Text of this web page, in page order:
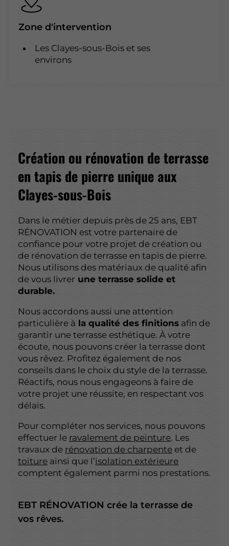
Zone d'intervention
Les Clayes-sous-Bois et ses
environs
Création ou rénovation de terrasse
en tapis de pierre unique aux
Clayes-sous-Bois
Dans le métier depuis près de 25 ans, EBT
RÉNOVATION est votre partenaire de
confiance pour votre projet de création ou
de rénovation de terrasse en tapis de pierre.
Nous utilisons des matériaux de qualité afin
de vous livrer une terrasse solide et
durable.
Nous accordons aussi une attention
particulière à la qualité des finitions afin de
garantir une terrasse esthétique. À votre
écoute, nous pouvons créer la terrasse dont
vous rêvez. Profitez également de nos
conseils dans le choix du style de la terrasse.
Réactifs, nous nous engageons à faire de
votre projet une réussite, en respectant vos
délais.
Pour compléter nos services, nous pouvons
effectuer le ravalement de peinture. Les
travaux de rénovation de charpente et de
toiture ainsi que l’isolation extérieure
comptent également parmi nos prestations.
EBT RÉNOVATION crée la terrasse de
vos rêves.